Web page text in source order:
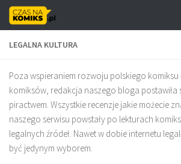
Skip to content
LEGALNA KULTURA
Poza wspieraniem rozwoju polskiego
komiksów, redakcja naszego bloga postawiła
piractwem. Wszystkie recenzje jakie możecie
naszego serwisu powstały po lekturach
legalnych źródeł. Nawet w dobie internetu
być jedynym wyborem.